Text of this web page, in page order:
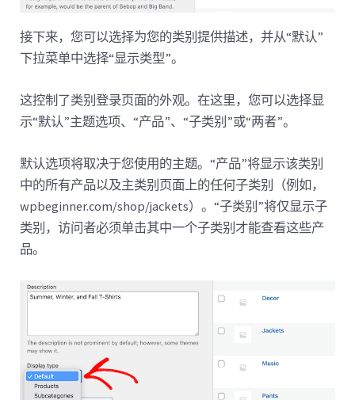
接下来，您可以选择为您的类别提供描述，并从“默认”
下拉菜单中选择“显示类型”。
这控制了类别登录页面的外观。在这里，您可以选择显
示“默认”主题选项、“产品”、“子类别”或“两者”。
默认选项将取决于您使用的主题。“产品”将显示该类别
中的所有产品以及主类别页面上的任何子类别（例如，
wpbeginner.com/shop/jackets）。“子类别”将仅显示子
类别，访问者必须单击其中一个子类别才能查看这些产
品。